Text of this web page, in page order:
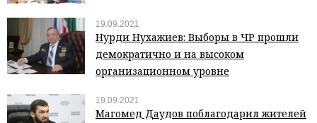
19.09.2021
Нурди Нухажиев: Выборы в ЧР прошли
демократично и на высоком
организационном уровне
19.09.2021
Магомед Даудов поблагодарил жителей